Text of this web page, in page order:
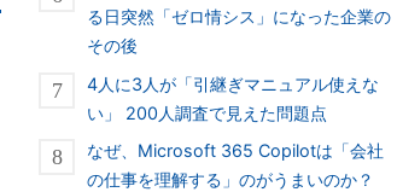
る日突然「ゼロ情シス」になった企業の
その後
4人に3人が「引継ぎマニュアル使えな
い」 200人調査で見えた問題点
なぜ、Microsoft 365 Copilotは「会社
の仕事を理解する」のがうまいのか？